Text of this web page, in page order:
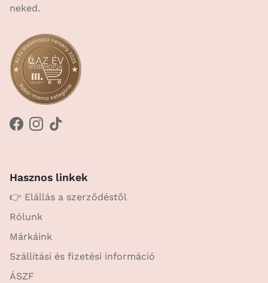
neked.
Facebook
Instagram
TikTok
Hasznos linkek
👉 Elállás a szerződéstől
Rólunk
Márkáink
Szállítási és fizetési információ
ÁSZF